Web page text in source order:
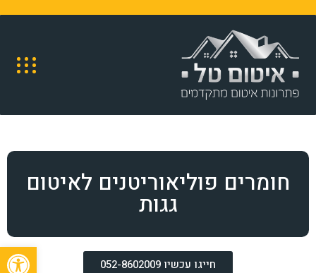
חומרים פוליאוריטנים לאיטום
גגות
חייגו עכשיו 052-8602009